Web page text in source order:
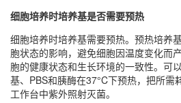
细胞培养时培养基是否需要预热
细胞培养时培养基需要预热‌。预热培养
胞状态的影响，避免细胞因温度变化而
胞的健康状态和生长环境的一致性‌。可
基、PBS和胰酶在37°C下预热，把所需
工作台中紫外照射灭菌。